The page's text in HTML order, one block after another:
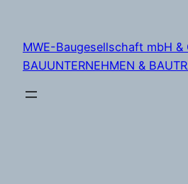
springen
MWE-Baugesellschaft mbH &
BAUUNTERNEHMEN &